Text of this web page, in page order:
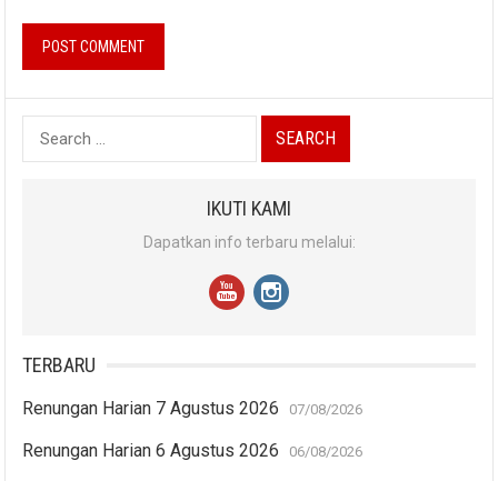
Search
for:
IKUTI KAMI
Dapatkan info terbaru melalui:
TERBARU
Renungan Harian 7 Agustus 2026 07/08/2026
Renungan Harian 6 Agustus 2026 06/08/2026